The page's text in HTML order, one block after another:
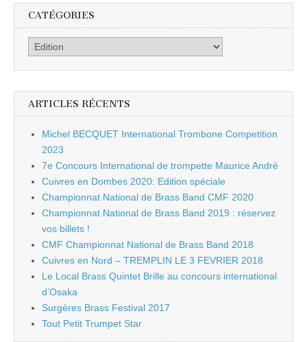
CATÉGORIES
Catégories
ARTICLES RÉCENTS
Michel BECQUET International Trombone Competition
2023
7e Concours International de trompette Maurice André
Cuivres en Dombes 2020: Edition spéciale
Championnat National de Brass Band CMF 2020
Championnat National de Brass Band 2019 : réservez
vos billets !
CMF Championnat National de Brass Band 2018
Cuivres en Nord – TREMPLIN LE 3 FEVRIER 2018
Le Local Brass Quintet Brille au concours international
d’Osaka
Surgères Brass Festival 2017
Tout Petit Trumpet Star